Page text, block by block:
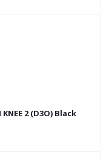
2 (D3O) Black